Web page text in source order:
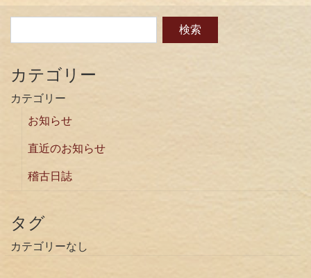
カテゴリー
カテゴリー
お知らせ
直近のお知らせ
稽古日誌
タグ
カテゴリーなし